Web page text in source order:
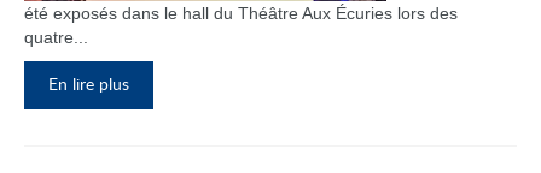
été exposés dans le hall du Théâtre Aux Écuries lors des
quatre...
En lire plus